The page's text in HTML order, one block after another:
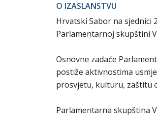
O IZASLANSTVU
Hrvatski Sabor na sjednici
Parlamentarnoj skupštini
Osnovne zadaće
postiže aktivnostima
prosvjetu, kulturu, zaštitu
Parlamentarna skupština